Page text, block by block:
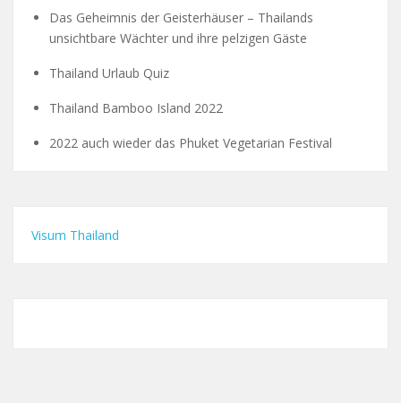
Das Geheimnis der Geisterhäuser – Thailands
unsichtbare Wächter und ihre pelzigen Gäste
Thailand Urlaub Quiz
Thailand Bamboo Island 2022
2022 auch wieder das Phuket Vegetarian Festival
Visum Thailand